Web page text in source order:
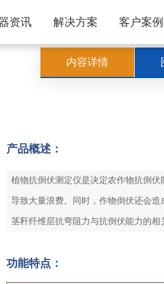
资讯 解决方案 客户案例
内容详情
产品概述：
植物抗倒伏测定仪是决定农作物抗倒
导致大量浪费。同时，作物倒伏还会
茎秆纤维层抗弯阻力与抗倒伏能力的相
功能特点：